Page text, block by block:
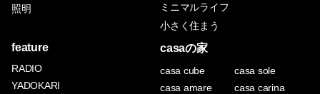
照明
ミニマルライフ
小さく住まう
feature
RADIO
YADOKARI
casaの家
casa cube
casa sole
casa amare
casa carina